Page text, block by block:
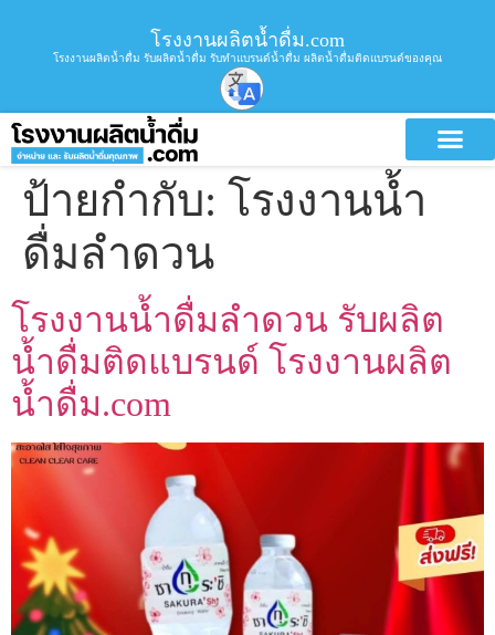
โรงงานผลิตน้ำดื่ม.com
โรงงานผลิตน้ำดื่ม รับผลิตน้ำดื่ม รับทำแบรนด์น้ำดื่ม ผลิตน้ำดื่มติดแบรนด์ของคุณ
ป้ายกำกับ: โรงงานน้ำ
ดื่มลำดวน
โรงงานน้ำดื่มลำดวน รับผลิต
น้ำดื่มติดแบรนด์ โรงงานผลิต
น้ำดื่ม.com